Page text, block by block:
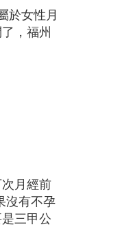
於女性月
，福州
月經前
沒有不孕
三甲公